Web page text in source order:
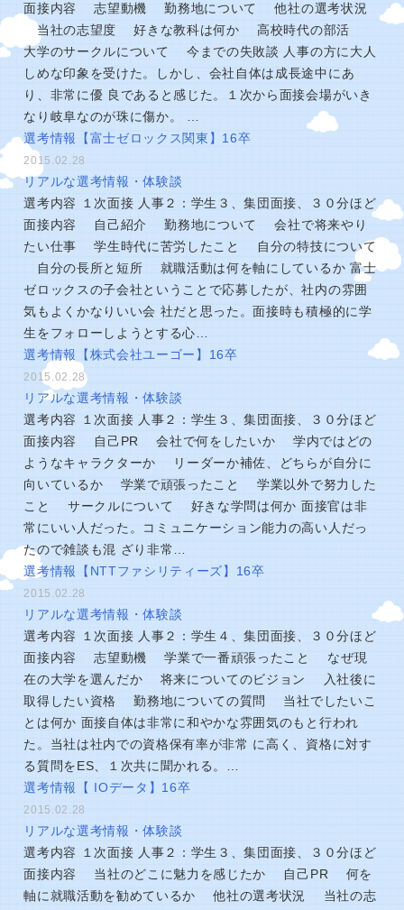
面接内容 志望動機 勤務地について 他社の選考状況
当社の志望度 好きな教科は何か 高校時代の部活
大学のサークルについて 今までの失敗談 人事の方に大人
しめな印象を受けた。しかし、会社自体は成長途中にあ
り、非常に優 良であると感じた。１次から面接会場がいき
なり岐阜なのが珠に傷か。 …
選考情報【富士ゼロックス関東】16卒
2015.02.28
リアルな選考情報・体験談
選考内容 １次面接 人事２：学生３、集団面接、３０分ほど
面接内容 自己紹介 勤務地について 会社で将来やり
たい仕事 学生時代に苦労したこと 自分の特技について
自分の長所と短所 就職活動は何を軸にしているか 富士
ゼロックスの子会社ということで応募したが、社内の雰囲
気もよくかなりいい会 社だと思った。面接時も積極的に学
生をフォローしようとする心…
選考情報【株式会社ユーゴー】16卒
2015.02.28
リアルな選考情報・体験談
選考内容 １次面接 人事２：学生３、集団面接、３０分ほど
面接内容 自己PR 会社で何をしたいか 学内ではどの
ようなキャラクターか リーダーか補佐、どちらが自分に
向いているか 学業で頑張ったこと 学業以外で努力した
こと サークルについて 好きな学問は何か 面接官は非
常にいい人だった。コミュニケーション能力の高い人だっ
たので雑談も混 ざり非常…
選考情報【NTTファシリティーズ】16卒
2015.02.28
リアルな選考情報・体験談
選考内容 １次面接 人事２：学生４、集団面接、３０分ほど
面接内容 志望動機 学業で一番頑張ったこと なぜ現
在の大学を選んだか 将来についてのビジョン 入社後に
取得したい資格 勤務地についての質問 当社でしたいこ
とは何か 面接自体は非常に和やかな雰囲気のもと行われ
た。当社は社内での資格保有率が非常 に高く、資格に対す
る質問をES、１次共に聞かれる。…
選考情報【 IOデータ】16卒
2015.02.28
リアルな選考情報・体験談
選考内容 １次面接 人事２：学生３、集団面接、３０分ほど
面接内容 当社のどこに魅力を感じたか 自己PR 何を
軸に就職活動を勧めているか 他社の選考状況 当社の志